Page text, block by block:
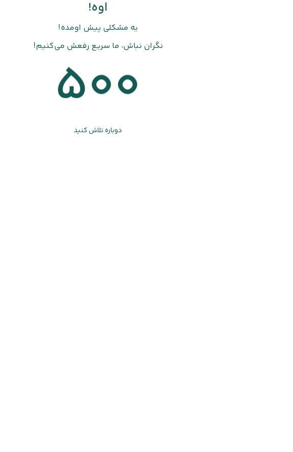
اوه!
یه مشکلی پیش اومده!
نگران نباش، ما سریع رفعش می‌کنیم!
500
دوباره تلاش کنید